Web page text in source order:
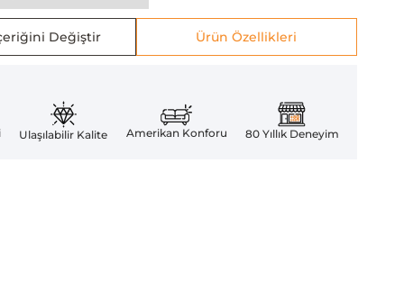
Değiştir Ürün Özellikleri
Ulaşılabilir Kalite Amerikan Konforu 80 Yıllık Deneyim